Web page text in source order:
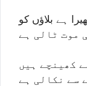
ہے بلاؤں کو
موت ٹالی ہے
کھینچے ہیں
سے نکالی ہے